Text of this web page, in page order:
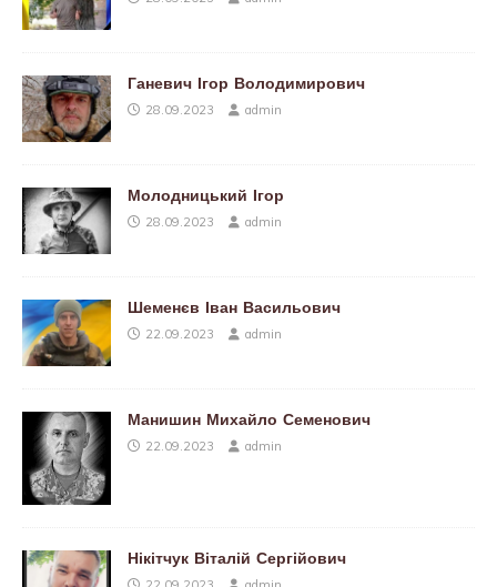
Ганевич Ігор Володимирович
28.09.2023 admin
Молодницький Ігор
28.09.2023 admin
Шеменєв Іван Васильович
22.09.2023 admin
Манишин Михайло Семенович
22.09.2023 admin
Нікітчук Віталій Сергійович